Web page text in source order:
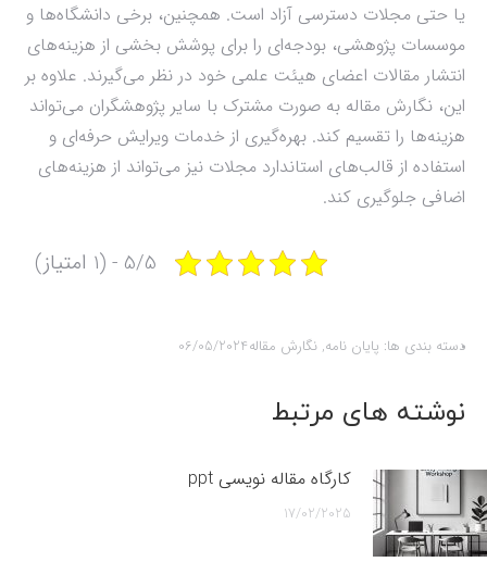
یا حتی مجلات دسترسی آزاد است. همچنین، برخی دانشگاه‌ها و
موسسات پژوهشی، بودجه‌ای را برای پوشش بخشی از هزینه‌های
انتشار مقالات اعضای هیئت علمی خود در نظر می‌گیرند. علاوه بر
این، نگارش مقاله به صورت مشترک با سایر پژوهشگران می‌تواند
هزینه‌ها را تقسیم کند. بهره‌گیری از خدمات ویرایش حرفه‌ای و
استفاده از قالب‌های استاندارد مجلات نیز می‌تواند از هزینه‌های
اضافی جلوگیری کند.
5/5 - (1 امتیاز)
دسته بندی ها: پایان نامه, نگارش مقاله06/05/2024
نوشته های مرتبط
کارگاه مقاله نویسی ppt
17/02/2025